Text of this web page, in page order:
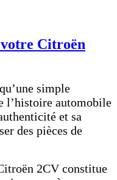
Citroën
simple
l’histoire automobile
et sa
des pièces de
2CV constitue